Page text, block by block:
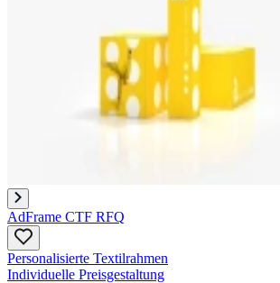
AdFrame CTF RFQ
Personalisierte Textilrahmen
Individuelle Preisgestaltung